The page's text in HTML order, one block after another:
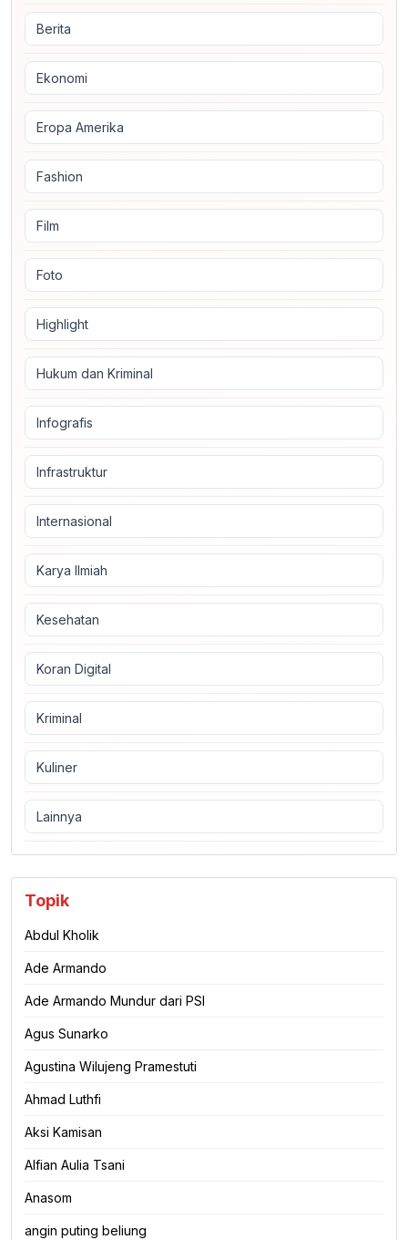
Berita
Ekonomi
Eropa Amerika
Fashion
Film
Foto
Highlight
Hukum dan Kriminal
Infografis
Infrastruktur
Internasional
Karya Ilmiah
Kesehatan
Koran Digital
Kriminal
Kuliner
Lainnya
Topik
Abdul Kholik
Ade Armando
Ade Armando Mundur dari PSI
Agus Sunarko
Agustina Wilujeng Pramestuti
Ahmad Luthfi
Aksi Kamisan
Alfian Aulia Tsani
Anasom
angin puting beliung